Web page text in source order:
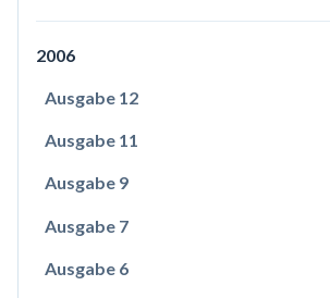
2006
Ausgabe 12
Ausgabe 11
Ausgabe 9
Ausgabe 7
Ausgabe 6